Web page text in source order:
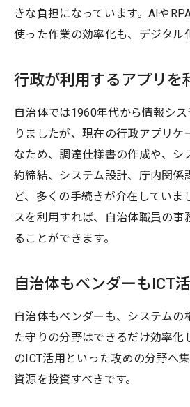
きな負担になっています。AIや
使った作業の効率化も、デジタル
行政が利用するアプリを
自治体では1960年代から情報シ
りましたが、現在の行政アプリケ
なため、調達仕様書の作成や、シ
約締結、システム設計、庁内関係
ど、多くの手続きが介在していま
スを利用すれば、自治体職員の事
ることができます。
自治体もベンダーもICT
自治体もベンダーも、システムの
た守りの分野はできるだけ効率化
のICT活用といった攻めの分野へ
資源を投資すべきです。